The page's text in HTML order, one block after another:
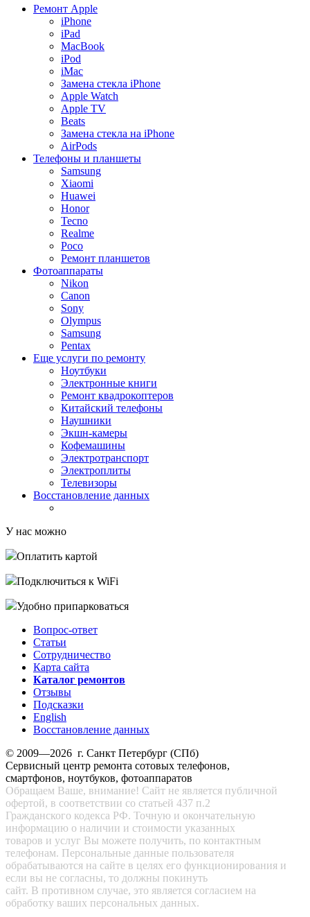
Ремонт Apple
iPhone
iPad
MacBook
iPod
iMac
Замена стекла iPhone
Apple Watch
Apple TV
Beats
Замена стекла на iPhone
AirPods
Телефоны и планшеты
Samsung
Xiaomi
Huawei
Honor
Tecno
Realme
Poco
Ремонт планшетов
Фотоаппараты
Nikon
Canon
Sony
Olympus
Samsung
Pentax
Еще услуги по ремонту
Ноутбуки
Электронные книги
Ремонт квадрокоптеров
Китайский телефоны
Наушники
Экшн-камеры
Кофемашины
Электротранспорт
Электроплиты
Телевизоры
Восстановление данных
У нас можно
Оплатить картой
Подключиться к WiFi
Удобно припарковаться
Вопрос-ответ
Статьи
Сотрудничество
Карта сайта
Каталог ремонтов
Отзывы
Подсказки
English
Восстановление данных
© 2009—2026 г. Санкт Петербург (СПб)
Сервисный центр ремонта сотовых телефонов,
смартфонов, ноутбуков, фотоаппаратов
Обращаем Ваше, внимание! Сайт не является публичной
офертой, в соответствии со статьей 437 п.2
Гражданского кодекса РФ. Точную и окончательную
информацию о наличии и стоимости указанных
товаров и услуг Вы можете получить, по контактным
телефонам. Персональные данные пользователя
обрабатываются на сайте в целях его функционирования и
если вы не согласны, то должны покинуть
сайт. В противном случае, это является согласием на
обработку ваших персональных данных.